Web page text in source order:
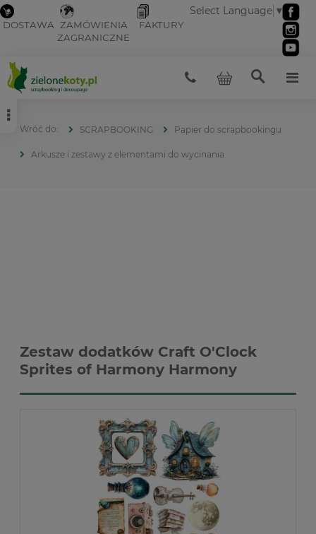
DOSTAWA ZAMÓWIENIA
ZAGRANICZNE
FAKTURY
Select Language ▼
SCRAPBOOKING Papier do scrapbookingu
Arkusze i zestawy z elementami do wycinania
Zestaw dodatków Craft O'Clock
Sprites of Harmony Harmony